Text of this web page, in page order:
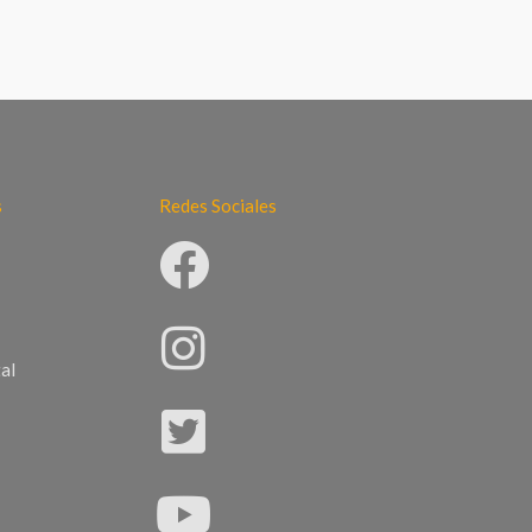
Redes Sociales